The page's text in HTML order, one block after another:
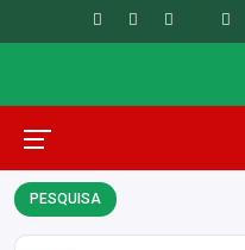
PESQUISA